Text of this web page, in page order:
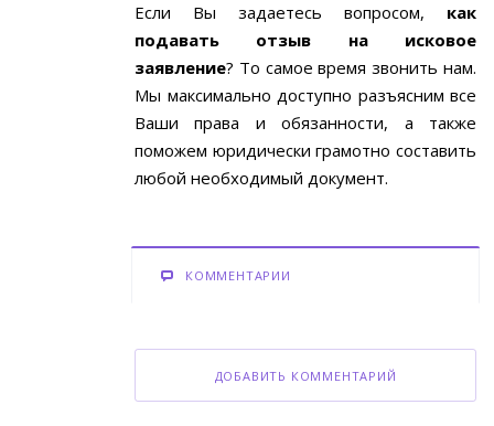
Если Вы задаетесь вопросом, как
подавать отзыв на исковое
заявление? То самое время звонить нам.
Мы максимально доступно разъясним все
Ваши права и обязанности, а также
поможем юридически грамотно составить
любой необходимый документ.
КОММЕНТАРИИ
ДОБАВИТЬ КОММЕНТАРИЙ